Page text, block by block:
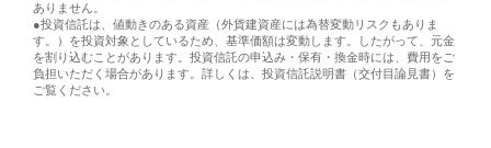
ありません。
●投資信託は、値動きのある資産（外貨建資産には為替変動リスクもありま
す。）を投資対象としているため、基準価額は変動します。したがって、元金
を割り込むことがあります。投資信託の申込み・保有・換金時には、費用をご
負担いただく場合があります。詳しくは、投資信託説明書（交付目論見書）を
ご覧ください。